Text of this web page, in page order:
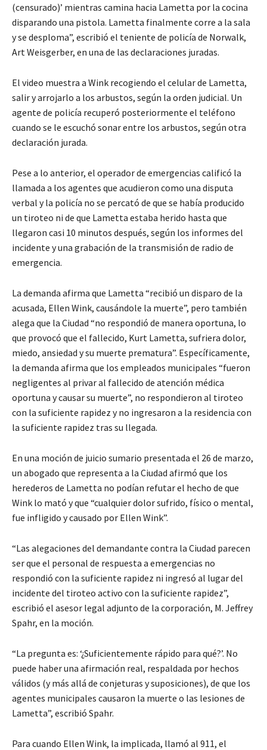
(censurado)’ mientras camina hacia Lametta por la cocina
disparando una pistola. Lametta finalmente corre a la sala
y se desploma”, escribió el teniente de policía de Norwalk,
Art Weisgerber, en una de las declaraciones juradas.
El video muestra a Wink recogiendo el celular de Lametta,
salir y arrojarlo a los arbustos, según la orden judicial. Un
agente de policía recuperó posteriormente el teléfono
cuando se le escuchó sonar entre los arbustos, según otra
declaración jurada.
Pese a lo anterior, el operador de emergencias calificó la
llamada a los agentes que acudieron como una disputa
verbal y la policía no se percató de que se había producido
un tiroteo ni de que Lametta estaba herido hasta que
llegaron casi 10 minutos después, según los informes del
incidente y una grabación de la transmisión de radio de
emergencia.
La demanda afirma que Lametta “recibió un disparo de la
acusada, Ellen Wink, causándole la muerte”, pero también
alega que la Ciudad “no respondió de manera oportuna, lo
que provocó que el fallecido, Kurt Lametta, sufriera dolor,
miedo, ansiedad y su muerte prematura”. Específicamente,
la demanda afirma que los empleados municipales “fueron
negligentes al privar al fallecido de atención médica
oportuna y causar su muerte”, no respondieron al tiroteo
con la suficiente rapidez y no ingresaron a la residencia con
la suficiente rapidez tras su llegada.
En una moción de juicio sumario presentada el 26 de marzo,
un abogado que representa a la Ciudad afirmó que los
herederos de Lametta no podían refutar el hecho de que
Wink lo mató y que “cualquier dolor sufrido, físico o mental,
fue infligido y causado por Ellen Wink”.
“Las alegaciones del demandante contra la Ciudad parecen
ser que el personal de respuesta a emergencias no
respondió con la suficiente rapidez ni ingresó al lugar del
incidente del tiroteo activo con la suficiente rapidez”,
escribió el asesor legal adjunto de la corporación, M. Jeffrey
Spahr, en la moción.
“La pregunta es: ‘¿Suficientemente rápido para qué?’. No
puede haber una afirmación real, respaldada por hechos
válidos (y más allá de conjeturas y suposiciones), de que los
agentes municipales causaron la muerte o las lesiones de
Lametta”, escribió Spahr.
Para cuando Ellen Wink, la implicada, llamó al 911, el